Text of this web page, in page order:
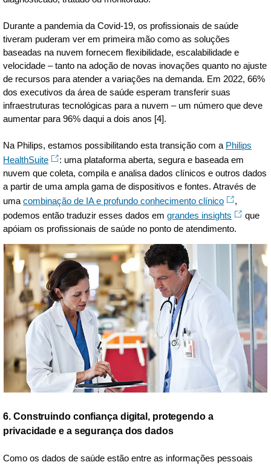
Durante a pandemia da Covid-19, os profissionais de saúde
tiveram puderam ver em primeira mão como as soluções
baseadas na nuvem fornecem flexibilidade, escalabilidade e
velocidade – tanto na adoção de novas inovações quanto no ajuste
de recursos para atender a variações na demanda. Em 2022, 66%
dos executivos da área de saúde esperam transferir suas
infraestruturas tecnológicas para a nuvem – um número que deve
aumentar para 96% daqui a dois anos [4].
Na Philips, estamos possibilitando esta transição com a Philips
HealthSuite
: uma plataforma aberta, segura e baseada em
nuvem que coleta, compila e analisa dados clínicos e outros dados
a partir de uma ampla gama de dispositivos e fontes. Através de
umacombinação de IA e profundo conhecimento clínico
,
podemos então traduzir esses dados emgrandes insights
que
apóiam os profissionais de saúde no ponto de atendimento.
6. Construindo confiança digital, protegendo a
privacidade e a segurança dos dados
Como os dados de saúde estão entre as informações pessoais